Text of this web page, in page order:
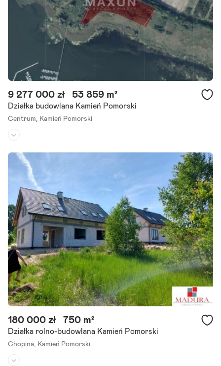
Szczegóły ogłoszenia
Działka budowlana Kamień Pomorski
Centrum, Kamień Pomorski
9 277 000 zł 53 859 m²
Kształt:
Oferujemy wyjątkowy teren inwestycyjny obejmujący 5,3833 ha poł
ożony na Półwyspie Żółcino, w gminie Kamień Pomorski. Nierucho
mość posiada bezpośredni dostęp do Zalewu Kamieńskiego.
Szczegóły ogłoszenia
Działka rolno-budowlana Kamień Pomorski
Chopina, Kamień Pomorski
180 000 zł 750 m²